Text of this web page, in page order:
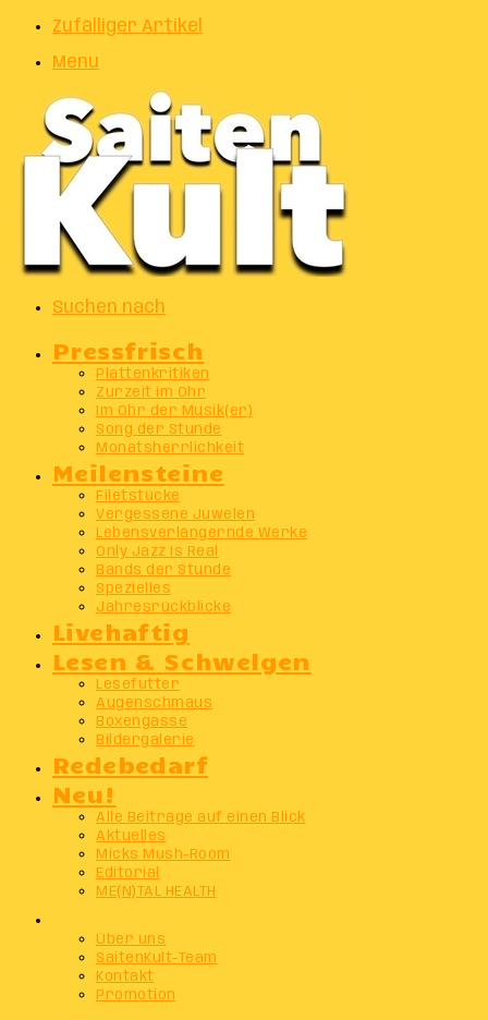
Zufälliger Artikel
Menu
Suchen nach
Pressfrisch
Plattenkritiken
Zurzeit im Ohr
Im Ohr der Musik(er)
Song der Stunde
Monatsherrlichkeit
Meilensteine
Filetstücke
Vergessene Juwelen
Lebensverlängernde Werke
Only Jazz Is Real
Bands der Stunde
Spezielles
Jahresrückblicke
Livehaftig
Lesen & Schwelgen
Lesefutter
Augenschmaus
Boxengasse
Bildergalerie
Redebedarf
Neu!
Alle Beiträge auf einen Blick
Aktuelles
Micks Mush-Room
Editorial
ME(N)TAL HEALTH
Über uns
SaitenKult-Team
Kontakt
Promotion